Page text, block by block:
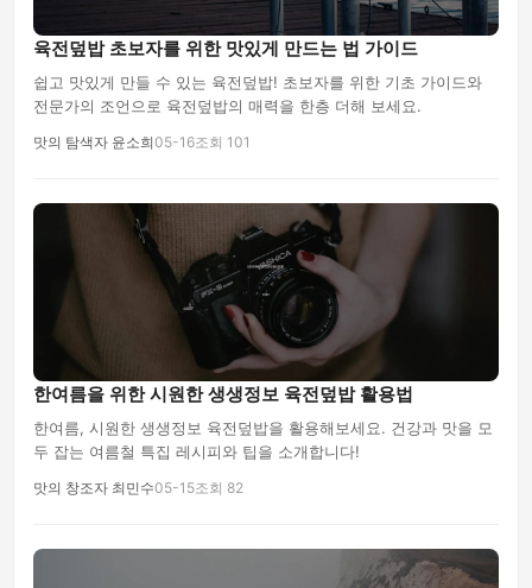
육전덮밥 초보자를 위한 맛있게 만드는 법 가이드
쉽고 맛있게 만들 수 있는 육전덮밥! 초보자를 위한 기초 가이드와
전문가의 조언으로 육전덮밥의 매력을 한층 더해 보세요.
맛의 탐색자 윤소희05-16조회 101
한여름을 위한 시원한 생생정보 육전덮밥 활용법
한여름, 시원한 생생정보 육전덮밥을 활용해보세요. 건강과 맛을 모
두 잡는 여름철 특집 레시피와 팁을 소개합니다!
맛의 창조자 최민수05-15조회 82